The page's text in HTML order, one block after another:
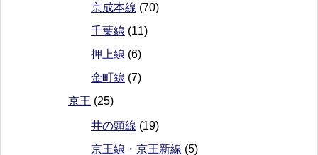
京成本線 (70)
千葉線 (11)
押上線 (6)
金町線 (7)
京王 (25)
井の頭線 (19)
京王線・京王新線 (5)